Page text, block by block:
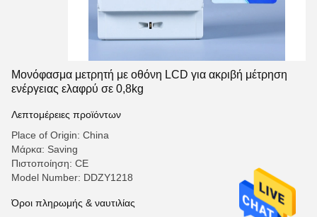
Μονόφασμα μετρητή με οθόνη LCD για ακριβή μέτρηση
ενέργειας ελαφρύ σε 0,8kg
Λεπτομέρειες προϊόντων
Place of Origin: China
Μάρκα: Saving
Πιστοποίηση: CE
Model Number: DDZY1218
Όροι πληρωμής & ναυτιλίας